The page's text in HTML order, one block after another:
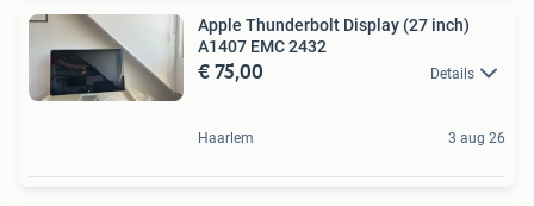
Apple Thunderbolt Display (27 inch)
A1407 EMC 2432
€ 75,00 Details
Haarlem 3 aug 26